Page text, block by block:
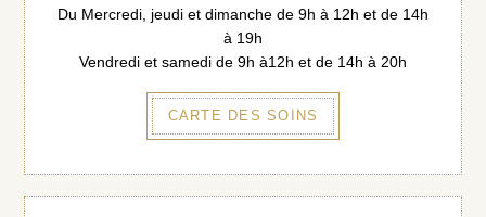
Du Mercredi, jeudi et dimanche de 9h à 12h et de 14h
à 19h
Vendredi et samedi de 9h à12h et de 14h à 20h
CARTE DES SOINS